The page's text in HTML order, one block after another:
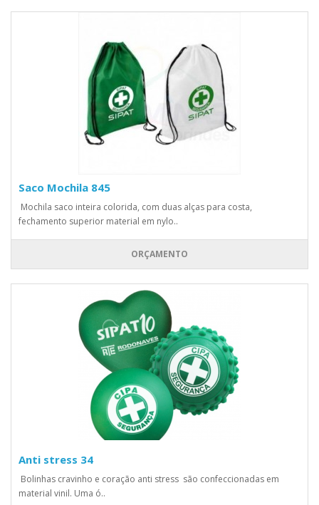
Saco Mochila 845
Mochila saco inteira colorida, com duas alças para costa,
fechamento superior material em nylo..
ORÇAMENTO
Anti stress 34
Bolinhas cravinho e coração anti stress são confeccionadas em
material vinil. Uma ó..